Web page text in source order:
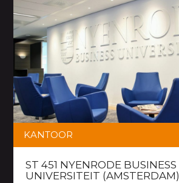
KANTOOR
ST 451 NYENRODE BUSINESS
UNIVERSITEIT (AMSTERDAM)